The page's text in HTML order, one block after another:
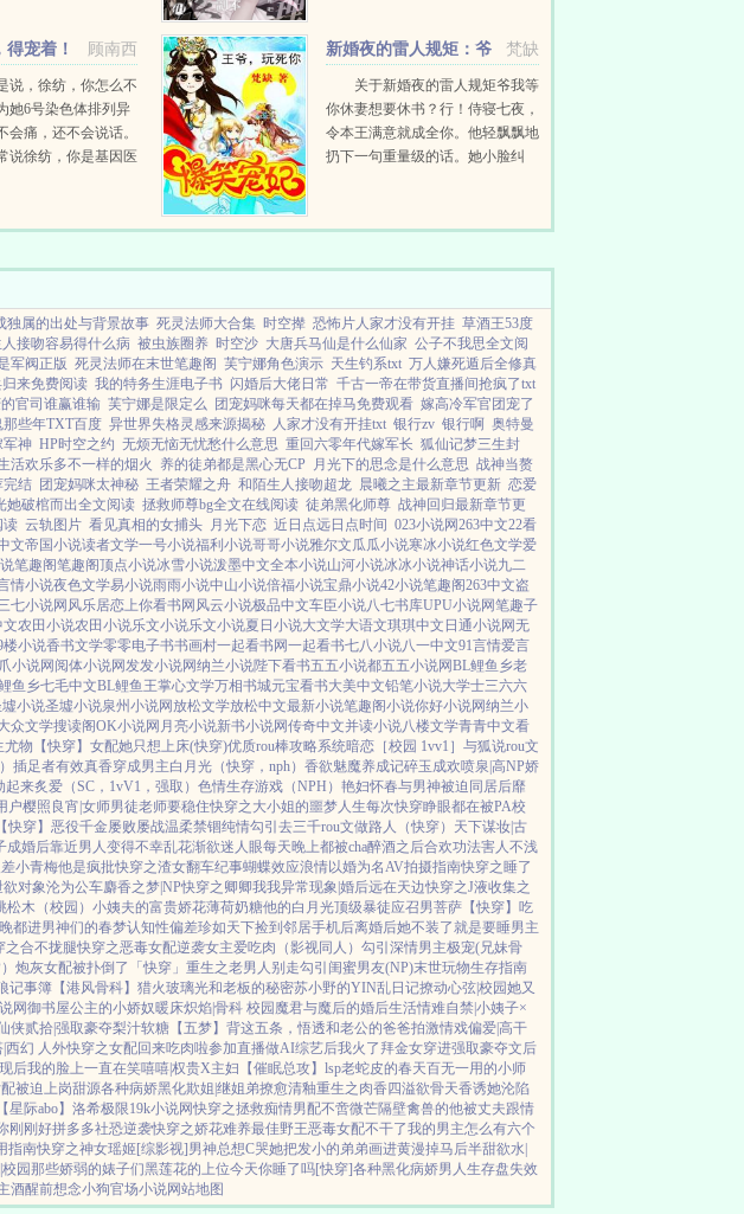
顾南西
宠着！
说，徐纺，你怎么不
她6号染色体排列异
会痛，还不会说话。
说徐纺，你是基因医
，再生与自愈能力高
梵缺
新婚夜的雷人规矩：爷
我等你休妻
关于新婚夜的雷人规矩爷我等
你休妻想要休书？行！侍寝七夜，
令本王满意就成全你。他轻飘飘地
扔下一句重量级的话。她小脸纠
后，她爬不起来却伸出小手问要休
独属的出处与背景故事 死灵法师大合集 时空撵 恐怖片人家才没有开挂 草酒王53度
接吻容易得什么病 被虫族圈养 时空沙 大唐兵马仙是什么仙家 公子不我思全文阅
军阀正版 死灵法师在末世笔趣阁 芙宁娜角色演示 天生钓系txt 万人嫌死遁后全修真
来免费阅读 我的特务生涯电子书 闪婚后大佬日常 千古一帝在带货直播间抢疯了txt
官司谁赢谁输 芙宁娜是限定么 团宠妈咪每天都在掉马免费观看 嫁高冷军官团宠了
那些年TXT百度 异世界失格灵感来源揭秘 人家才没有开挂txt 银行zv 银行啊 奥特曼
军神 HP时空之约 无烦无恼无忧愁什么意思 重回六零年代嫁军长 狐仙记梦三生封
活欢乐多不一样的烟火 养的徒弟都是黑心无CP 月光下的思念是什么意思 战神当赘
完结 团宠妈咪太神秘 王者荣耀之舟 和陌生人接吻超龙 晨曦之主最新章节更新 恋爱
她破棺而出全文阅读 拯救师尊bg全文在线阅读 徒弟黑化师尊 战神回归最新章节更
读 云轨图片 看见真相的女捕头 月光下恋 近日点远日点时间 023小说网263中文22看
文帝国小说读者文学一号小说福利小说哥哥小说雅尔文瓜瓜小说寒冰小说红色文学爱
笔趣阁笔趣阁顶点小说冰雪小说泼墨中文全本小说山河小说冰冰小说神话小说九二
情小说夜色文学易小说雨雨小说中山小说倍福小说宝鼎小说42小说笔趣阁263中文盗
七小说网 风乐居恋上你看书网 风云小说极品中文车臣小说八七书库UPU小说网笔趣子
文农田小说农田小说乐文小说乐文小说夏日小说大文学大语文琪琪中文 日通小说网无
楼小说香书文学零零电子书书画村一起看书网一起看书七八小说八一中文91言情爱言
小说网 阅体小说网发发小说网纳兰小说陛下看书五五小说都五五小说网BL鲤鱼乡老
鱼乡七毛中文BL鲤鱼王掌心文学万相书城元宝看书大美中文铅笔小说大学士三六六
小说圣墟小说泉州小说网放松文学放松中文最新小说笔趣阁小说你好小说网纳兰小
众文学搜读阁OK小说网 月亮小说新书小说网传奇中文并读小说八楼文学青青中文看
尤物【快穿】 女配她只想上床(快穿)优质rou棒攻略系统暗恋［校园 1vv1］ 与狐说rou文
）插足者有效真香穿成男主白月光（快穿，nph） 香欲魅魔养成记碎玉成欢喷泉|高NP娇
起来炙爱（SC，1vV1，强取） 色情生存游戏（NPH） 艳妇怀春与男神被迫同居后靡
户樱照良宵|女师男徒老师要稳住快穿之大小姐的噩梦人生每次快穿睁眼都在被PA校
穿】 恶役千金屡败屡战温柔禁锢纯情勾引 去三千rou文做路人（快穿） 天下谋妆|古
成婚后靠近男人变得不幸乱花渐欲迷人眼每天晚上都被cha醉酒之后合欢功法害人不浅
小青梅他是疯批快穿之渣女翻车纪事蝴蝶效应浪情以婚为名AV拍摄指南快穿之睡了
对象沦为公车麝香之梦|NP快穿之卿卿我我异常现象|婚后远在天边快穿之J液收集之
松木（校园） 小姨夫的富贵娇花薄荷奶糖他的白月光顶级暴徒应召男菩萨 【快穿】吃
都进男神们的春梦认知性偏差珍如天下捡到邻居手机后离婚后她不装了就是要睡男主
之合不拢腿快穿之恶毒女配逆袭女主爱吃肉 （影视同人）勾引深情男主极宠(兄妹骨
炮灰女配被扑倒了「快穿」 重生之老男人别走勾引闺蜜男友(NP)末世玩物生存指南
记事簿 【港风骨科】猎火玻璃光和老板的秘密苏小野的YIN乱日记撩动心弦|校园她又
网御书屋公主的小娇奴暖床炽焰|骨科 校园 魔君与魔后的婚后生活情难自禁|小姨子×
侠贰拾|强取豪夺梨汁软糖 【五梦】背这五条，悟透和老公的爸爸拍激情戏偏爱|高干
西幻 人外快穿之女配回来吃肉啦参加直播做AI综艺后我火了 拜金女穿进强取豪夺文后
后我的脸上一直在笑嘻嘻|权贵X主妇 【催眠总攻】lsp老蛇皮的春天百无一用的小师
被迫上岗甜源各种病娇黑化欺姐|继姐弟撩愈清釉重生之肉香四溢欲骨天香诱她沦陷
【星际abo】洛希极限19k小说网快穿之拯救痴情男配不啻微芒隔壁禽兽的他被丈夫跟情
刚刚好拼多多社恐逆袭快穿之娇花难养最佳野王恶毒女配不干了我的男主怎么有六个
指南快穿之神女瑶姬[综影视]男神总想C哭她把发小的弟弟画进黄漫掉马后半甜欲水|
园那些娇弱的婊子们黑莲花的上位今天你睡了吗[快穿]各种黑化病娇男 人生存盘失效
酒醒前想念小狗官场小说网站地图